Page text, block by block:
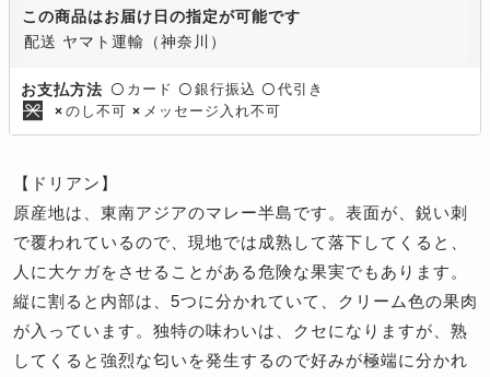
この商品はお届け日の指定が可能です
配送 ヤマト運輸（神奈川）
お支払方法 〇 カード 〇 銀行振込 〇 代引き
× のし不可 × メッセージ入れ不可
【ドリアン】
原産地は、東南アジアのマレー半島です。表面が、鋭い刺
で覆われているので、現地では成熟して落下してくると、
人に大ケガをさせることがある危険な果実でもあります。
縦に割ると内部は、5つに分かれていて、クリーム色の果肉
が入っています。独特の味わいは、クセになりますが、熟
してくると強烈な匂いを発生するので好みが極端に分かれ